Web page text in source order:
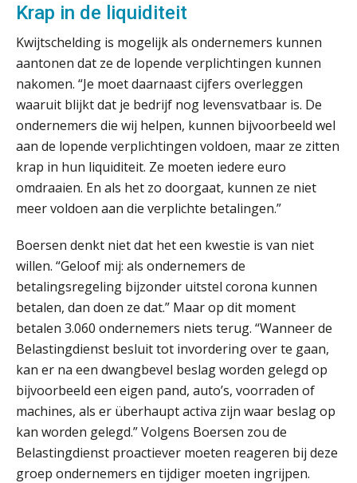
Krap in de liquiditeit
Kwijtschelding is mogelijk als ondernemers kunnen
aantonen dat ze de lopende verplichtingen kunnen
nakomen. “Je moet daarnaast cijfers overleggen
waaruit blijkt dat je bedrijf nog levensvatbaar is. De
ondernemers die wij helpen, kunnen bijvoorbeeld wel
aan de lopende verplichtingen voldoen, maar ze zitten
krap in hun liquiditeit. Ze moeten iedere euro
omdraaien. En als het zo doorgaat, kunnen ze niet
meer voldoen aan die verplichte betalingen.”
Boersen denkt niet dat het een kwestie is van niet
willen. “Geloof mij: als ondernemers de
betalingsregeling bijzonder uitstel corona kunnen
betalen, dan doen ze dat.” Maar op dit moment
betalen 3.060 ondernemers niets terug. “Wanneer de
Belastingdienst besluit tot invordering over te gaan,
kan er na een dwangbevel beslag worden gelegd op
bijvoorbeeld een eigen pand, auto’s, voorraden of
machines, als er überhaupt activa zijn waar beslag op
kan worden gelegd.” Volgens Boersen zou de
Belastingdienst proactiever moeten reageren bij deze
groep ondernemers en tijdiger moeten ingrijpen.
Private equity in accountancy: drie
spanningsvelden die het vak
veranderen
ICT & AI | “Wie bewust kiest, kiest
voor toekomstbestendigheid”
ICT & AI | Waarom inzicht nog geen
advies is
ICT & AI | De accountant als
rekenwonder
administratiekantoren: al je klanten in
één overzicht
De vijf grootste uitdagingen in
capaciteitsplanning
Yousri Mandour: “Verandering begint
waar het schuurt”
Waarom het huidige verdienmodel
van accountants verleden tijd is